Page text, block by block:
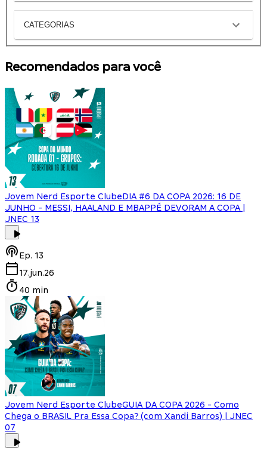
CATEGORIAS
Recomendados para você
Jovem Nerd Esporte ClubeDIA #6 DA COPA 2026: 16 DE
JUNHO - MESSI, HAALAND E MBAPPÉ DEVORAM A COPA |
JNEC 13
Ep. 13
17.jun.26
40 min
Jovem Nerd Esporte ClubeGUIA DA COPA 2026 - Como
Chega o BRASIL Pra Essa Copa? (com Xandi Barros) | JNEC
07